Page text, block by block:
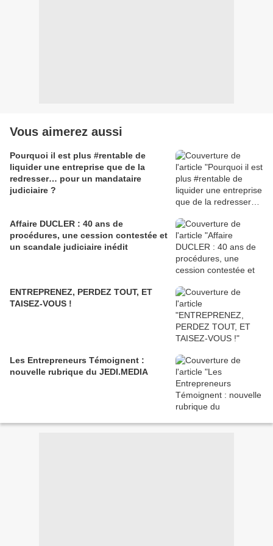
Vous aimerez aussi
Pourquoi il est plus #rentable de
liquider une entreprise que de la
redresser… pour un mandataire
judiciaire ?
Affaire DUCLER : 40 ans de
procédures, une cession contestée et
un scandale judiciaire inédit
ENTREPRENEZ, PERDEZ TOUT, ET
TAISEZ-VOUS !
Les Entrepreneurs Témoignent :
nouvelle rubrique du JEDI.MEDIA